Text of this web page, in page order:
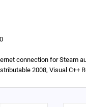
connection for Steam
2008, Visual C++